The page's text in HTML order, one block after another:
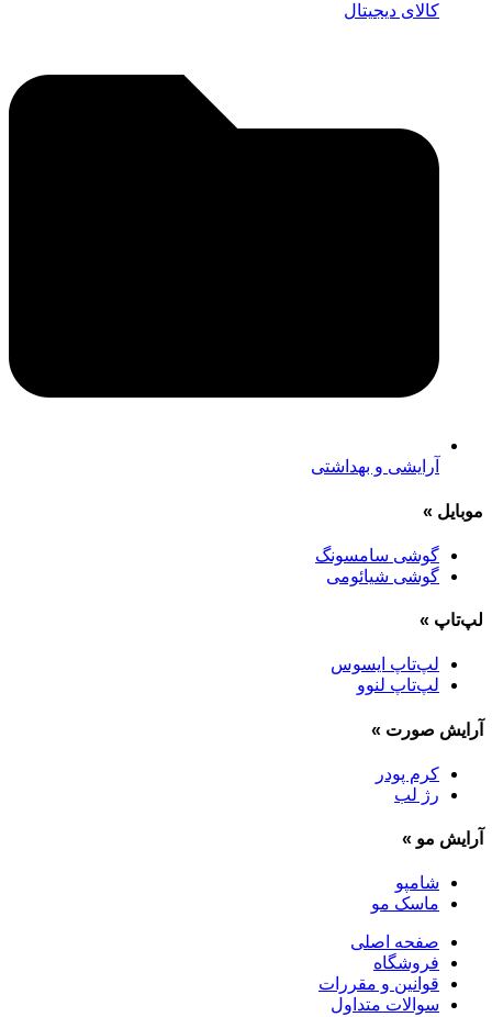
کالای دیجیتال
آرایشی و بهداشتی
موبایل »
گوشی سامسونگ
گوشی شیائومی
لپ‌تاپ »
لپ‌تاپ ایسوس
لپ‌تاپ لنوو
آرایش صورت »
کرم پودر
رژ لب
آرایش مو »
شامپو
ماسک مو
صفحه اصلی
فروشگاه
قوانین و مقررات
سوالات متداول